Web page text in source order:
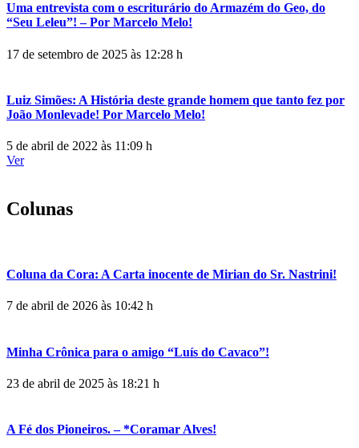
Uma entrevista com o escriturário do Armazém do Geo, do
“Seu Leleu”! – Por Marcelo Melo!
17 de setembro de 2025 às 12:28 h
Luiz Simões: A História deste grande homem que tanto fez por
João Monlevade! Por Marcelo Melo!
5 de abril de 2022 às 11:09 h
Ver
Colunas
Coluna da Cora: A Carta inocente de Mirian do Sr. Nastrini!
7 de abril de 2026 às 10:42 h
Minha Crônica para o amigo “Luís do Cavaco”!
23 de abril de 2025 às 18:21 h
A Fé dos Pioneiros. – *Coramar Alves!